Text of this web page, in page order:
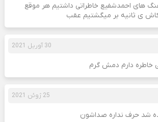
های احمدشفیع خاطراتی داشتیم هر موقع
ی ثانیه بر میگشتیم عقب
30 آوریل 2021
خاطره دارم دمش گرم
25 ژوئن 2021
شد حرف نداره صداشون